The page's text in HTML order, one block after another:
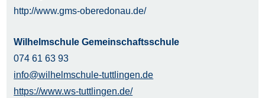
http://www.gms-oberedonau.de/
Wilhelmschule Gemeinschaftsschule
074 61 63 93
info@wilhelmschule-tuttlingen.de
https://www.ws-tuttlingen.de/